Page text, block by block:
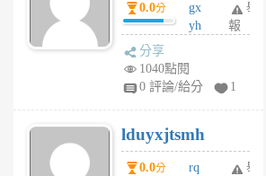
個
月
0.0分
gx
yh
jl
月
前
舉
報
分享
1040點閱
0 評論/給分
1
lduyxjtsmh
0.0分
rq
舉